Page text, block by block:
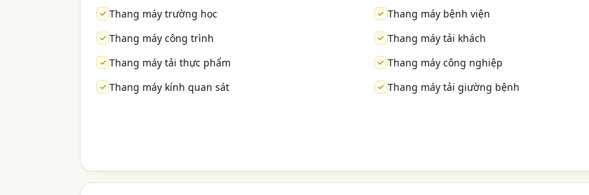
Thang máy trường học
Thang máy bệnh viện
Thang máy công trình
Thang máy tải khách
Thang máy tải thực phẩm
Thang máy công nghiệp
Thang máy kính quan sát
Thang máy tải giường bệnh